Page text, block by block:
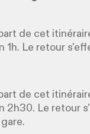
de cet
1h. Le retour
de cet
2h30. Le retour